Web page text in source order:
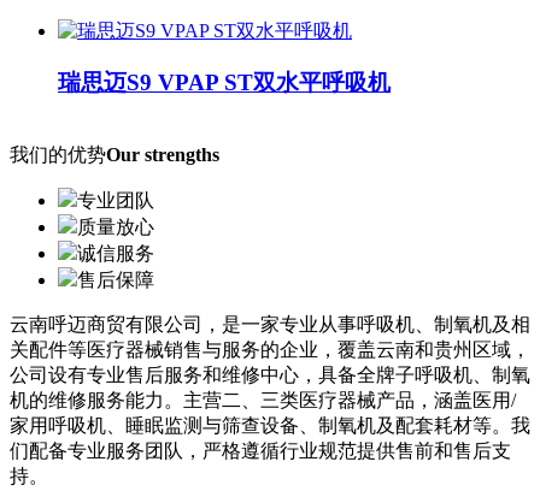
瑞思迈S9 VPAP ST双水平呼吸机
我们的优势Our strengths
专业团队
质量放心
诚信服务
售后保障
云南呼迈商贸有限公司，是一家专业从事呼吸机、制氧机及相
关配件等医疗器械销售与服务的企业，覆盖云南和贵州区域，
公司设有专业售后服务和维修中心，具备全牌子呼吸机、制氧
机的维修服务能力。主营二、三类医疗器械产品，涵盖医用/
家用呼吸机、睡眠监测与筛查设备、制氧机及配套耗材等。我
们配备专业服务团队，严格遵循行业规范提供售前和售后支
持。